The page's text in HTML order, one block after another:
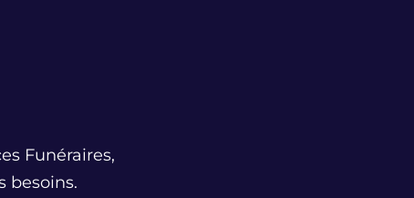
Funéraires,
besoins.